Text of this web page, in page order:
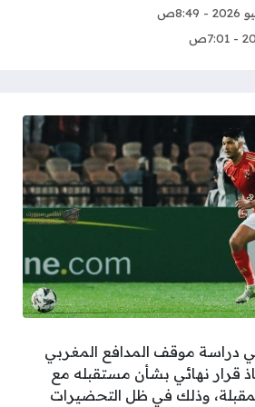
دراسة موقف المدافع المغربي
قرار نهائي بشأن مستقبله مع
وذلك في ظل التحضيرات